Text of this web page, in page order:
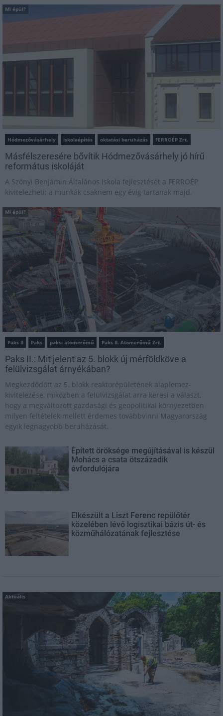
Mi épül?
Hódmezővásárhely iskolaépítés oktatási beruházás FERROÉP Zrt.
Másfélszeresére bővítik Hódmezővásárhely jó hírű
református iskoláját
A Szőnyi Benjámin Általános Iskola fejlesztését a FERROÉP
kivitelezheti; a munkák csaknem egy évig tartanak majd.
Mi épül?
Paks II Paks paksi atomerőmű Paks II. Atomerőmű Zrt.
Paks II.: Mit jelent az 5. blokk új mérföldköve a
felülvizsgálat árnyékában?
Megkezdődött az 5. blokk reaktorépületének alaplemez-
kivitelezése, miközben a felülvizsgálat arra keresi a választ,
hogy a megváltozott gazdasági és geopolitikai környezetben
milyen feltételek mellett érdemes továbbvinni Magyarország
egyik legnagyobb beruházását.
Épített öröksége megújításával is készül
Mohács a csata ötszázadik
évfordulójára
Elkészült a Liszt Ferenc repülőtér
közelében lévő logisztikai bázis út- és
közműhálózatának fejlesztése
Aktuális